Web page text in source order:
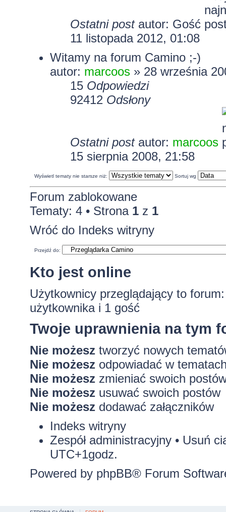
Ostatni post autor: Gość
11 listopada 2012, 01:08
Witamy na forum Camino ;-)
autor: marcoos» 28 września
15 Odpowiedzi
92412 Odsłony
Ostatni post autor: marcoos
15 sierpnia 2008, 21:58
Wyświetl tematy nie starsze niż: Sortuj wg
Forum zablokowane
Tematy: 4 • Strona 1z 1
Wróć do Indeks witryny
Przejdź do:
Kto jest online
Użytkownicy przeglądający to
użytkownika i 1 gość
Twoje uprawnienia na tym
Nie możesztworzyć nowych
Nie możeszodpowiadać w
Nie możeszzmieniać swoich
Nie możeszusuwać swoich postów
Nie możeszdodawać załączników
Indeks witryny
Zespół administracyjny• Usuń
UTC+1godz.
Powered by phpBB® Forum